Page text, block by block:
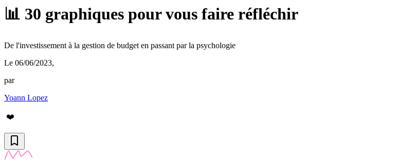
📊 30 graphiques pour vous faire réfléchir
De l'investissement à la gestion de budget en passant par la psychologie
Le 06/06/2023,
par
Yoann Lopez
❤️